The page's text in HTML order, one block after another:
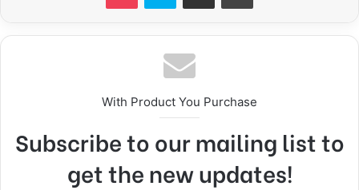
With Product You Purchase
Subscribe to our mailing list to
get the new updates!